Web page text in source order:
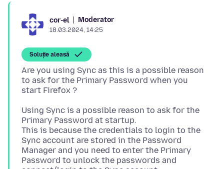
cor-el Moderator
18.03.2024, 14:25
Soluție aleasă
Are you using Sync as this is a possible reason
to ask for the Primary Password when you
Using Sync is a possible reason to ask for the
Primary Password at startup.
This is because the credentials to login to the
Sync account are stored in the Password
Manager and you need to enter the Primary
Password to unlock the passwords and